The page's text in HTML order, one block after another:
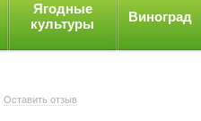
Ягодные
культуры
Виноград
Оставить отзыв